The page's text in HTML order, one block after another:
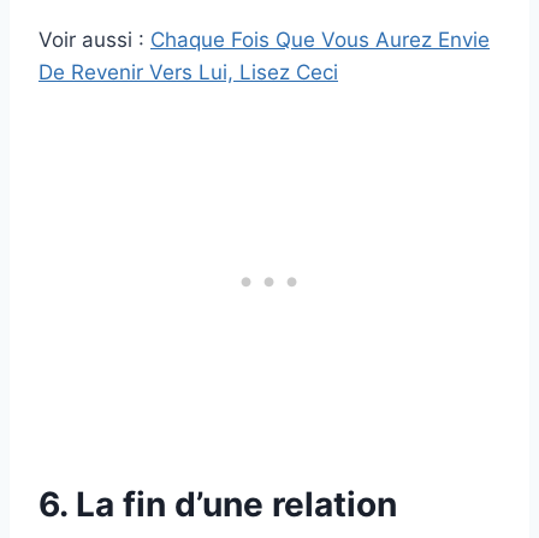
Voir aussi : Chaque Fois Que Vous Aurez Envie
De Revenir Vers Lui, Lisez Ceci
6. La fin d’une relation